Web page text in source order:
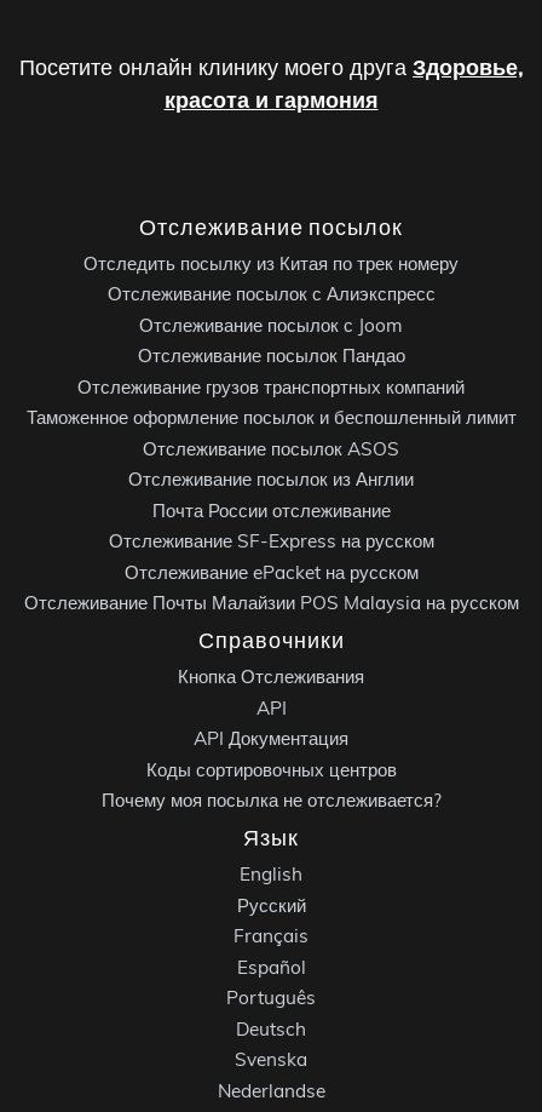
Посетите онлайн клинику моего друга Здоровье,
красота и гармония
Отслеживание посылок
Отследить посылку из Китая по трек номеру
Отслеживание посылок с Алиэкспресс
Отслеживание посылок с Joom
Отслеживание посылок Пандао
Отслеживание грузов транспортных компаний
Таможенное оформление посылок и беспошленный лимит
Отслеживание посылок ASOS
Отслеживание посылок из Англии
Почта России отслеживание
Отслеживание SF-Express на русском
Отслеживание ePacket на русском
Отслеживание Почты Малайзии POS Malaysia на русском
Справочники
Кнопка Отслеживания
API
API Документация
Коды сортировочных центров
Почему моя посылка не отслеживается?
Язык
English
Русский
Français
Español
Português
Deutsch
Svenska
Nederlandse